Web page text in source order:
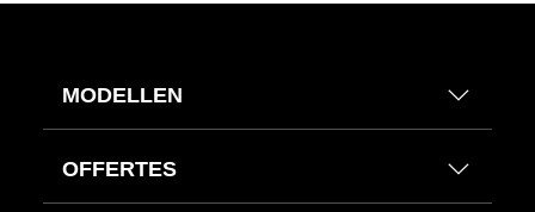
MODELLEN
OFFERTES